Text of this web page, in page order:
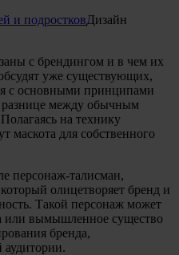
и подростковДизайн
с брендингом и в чем их
уже существующих,
с основными принципами
разнице между обычным
на технику
маскота для собственного
персонаж-талисман,
олицетворяет бренд и
Такой персонаж может
или вымышленное существо
бренда,
аудитории.